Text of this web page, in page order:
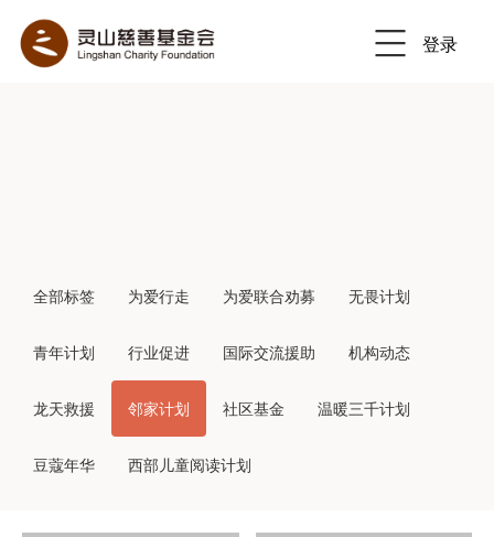
登录
全部标签 为爱行走 为爱联合劝募 无畏计划
青年计划 行业促进 国际交流援助 机构动态
龙天救援 邻家计划 社区基金 温暖三千计划
豆蔻年华 西部儿童阅读计划